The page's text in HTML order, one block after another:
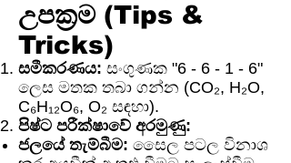
උපක්‍රම (Tips &
Tricks)
සමීකරණය: සංගුණක "6 - 6 - 1 - 6"
ලෙස මතක තබා ගන්න (CO₂, H₂O,
C₆H₁₂O₆, O₂ සඳහා).
පිෂ්ට පරීක්ෂාවේ අරමුණු:
ජලයේ තැම්බීම: සෛල පටල විනාශ